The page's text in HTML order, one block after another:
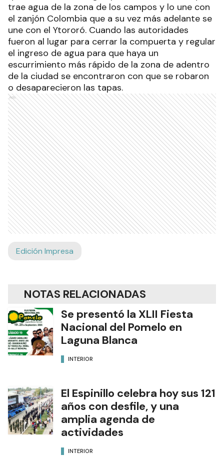
trae agua de la zona de los campos y lo une con
el zanjón Colombia que a su vez más adelante se
une con el Ytororó. Cuando las autoridades
fueron al lugar para cerrar la compuerta y regular
el ingreso de agua para que haya un
escurrimiento más rápido de la zona de adentro
de la ciudad se encontraron con que se robaron
o desaparecieron las tapas.
Ads
Edición Impresa
NOTAS RELACIONADAS
Se presentó la XLII Fiesta
Nacional del Pomelo en
Laguna Blanca
INTERIOR
El Espinillo celebra hoy sus 121
años con desfile, y una
amplia agenda de
actividades
INTERIOR